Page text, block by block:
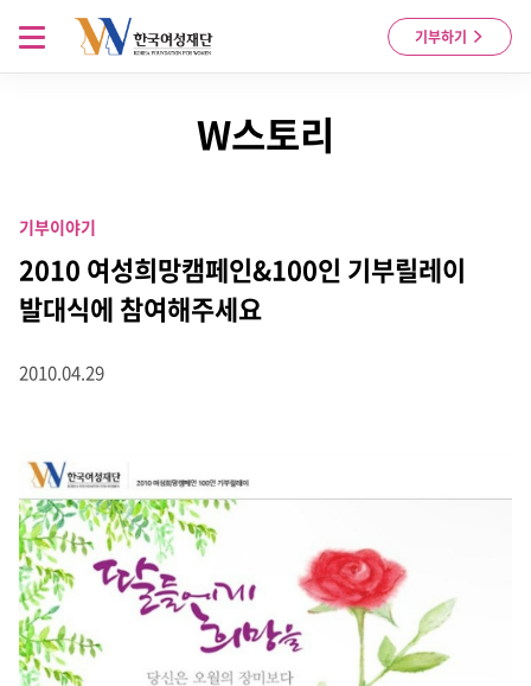
Skip to content
기부하기
메뉴 열기
W스토리
기부이야기
2010 여성희망캠페인&100인 기부릴레이
발대식에 참여해주세요
2010.04.29